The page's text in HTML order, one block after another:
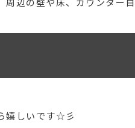
周辺の壁や床、カウンタ
嬉しいです☆彡